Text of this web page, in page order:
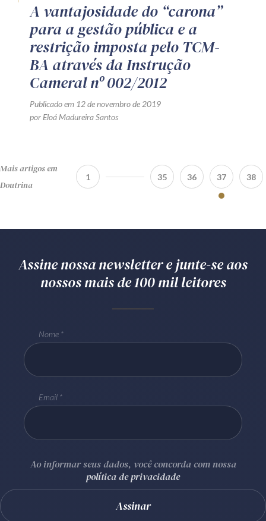
A vantajosidade do “carona”
para a gestão pública e a
restrição imposta pelo TCM-
BA através da Instrução
Cameral nº 002/2012
Publicado em 12 de novembro de 2019
por Eloá Madureira Santos
Mais artigos em
Doutrina
1 35 36 37 38
Assine nossa newsletter e junte-se aos
nossos mais de 100 mil leitores
Nome
Email
Ao informar seus dados, você concorda com nossa
política de privacidade